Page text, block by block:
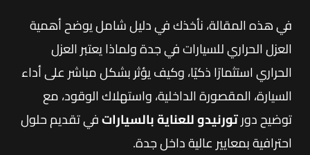
في هذه المقالة، نأخذك في دليل شامل يوضح أهمية
العزل الحراري للسيارات في جدة ولماذا يعتبر العزل
الحراري استثمارًا ذكيًا، وكيف يؤثر بشكل مباشر على أداء
السيارة، المقصورة الداخلية، واستهلاك الوقود، مع
توضيح دورتورنيدو للعناية بالسياراتفي تقديم حلول
احترافية بمعايير عالية داخل جدة.